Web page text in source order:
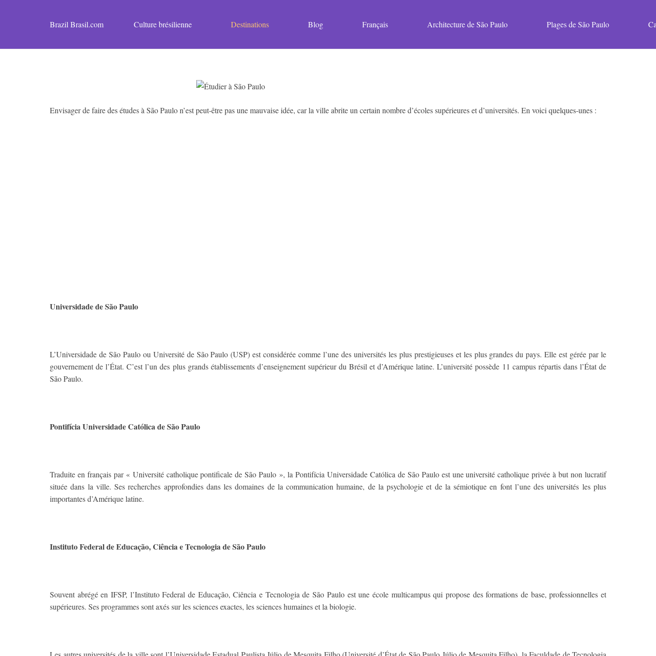
Brazil Brasil.com Culture brésilienne Destinations Blog Français Architecture de São Paulo Plages de São Paulo
Envisager de faire des études à São Paulo n’est peut-être pas une mauvaise idée, car la ville abrite un certain nombre d’écoles supérieures et d’universités. En voici quelques-unes :
Universidade de São Paulo
L’Universidade de São Paulo ou Université de São Paulo (USP) est considérée comme l’une des universités les plus prestigieuses et les plus grandes du pays. Elle est gérée par le
gouvernement de l’État. C’est l’un des plus grands établissements d’enseignement supérieur du Brésil et d’Amérique latine. L’université possède 11 campus répartis dans l’État de
São Paulo.
Pontifícia Universidade Católica de São Paulo
Traduite en français par « Université catholique pontificale de São Paulo », la Pontifícia Universidade Católica de São Paulo est une université catholique privée à but non lucratif
située dans la ville. Ses recherches approfondies dans les domaines de la communication humaine, de la psychologie et de la sémiotique en font l’une des universités les plus
importantes d’Amérique latine.
Instituto Federal de Educação, Ciência e Tecnologia de São Paulo
Souvent abrégé en IFSP, l’Instituto Federal de Educação, Ciência e Tecnologia de São Paulo est une école multicampus qui propose des formations de base, professionnelles et
supérieures. Ses programmes sont axés sur les sciences exactes, les sciences humaines et la biologie.